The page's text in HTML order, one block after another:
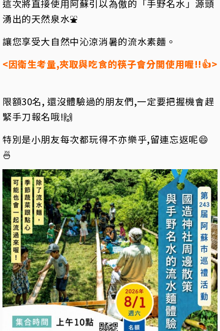
這次將直接使用阿蘇引以為傲的「手野名水」源頭
湧出的天然泉水⛲
讓您享受大自然中沁涼消暑的流水素麵。
<因衛生考量,夾取與吃食的筷子會分開使用喔!!👍>
限額30名, 還沒體驗過的朋友們,一定要把握機會趕
緊手刀報名哦!🙌
特別是小朋友每次都玩得不亦樂乎,留連忘返呢😄
🍜